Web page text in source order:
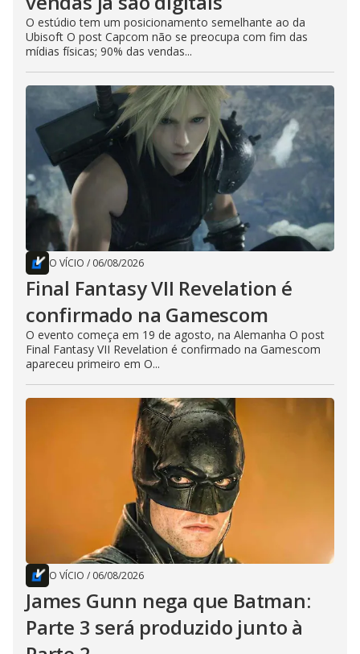
O estúdio tem um posicionamento semelhante ao da
Ubisoft O post Capcom não se preocupa com fim das
mídias físicas; 90% das vendas...
O VÍCIO / 06/08/2026
Final Fantasy VII Revelation é
confirmado na Gamescom
O evento começa em 19 de agosto, na Alemanha O post
Final Fantasy VII Revelation é confirmado na Gamescom
apareceu primeiro em O...
O VÍCIO / 06/08/2026
James Gunn nega que Batman:
Parte 3 será produzido junto à